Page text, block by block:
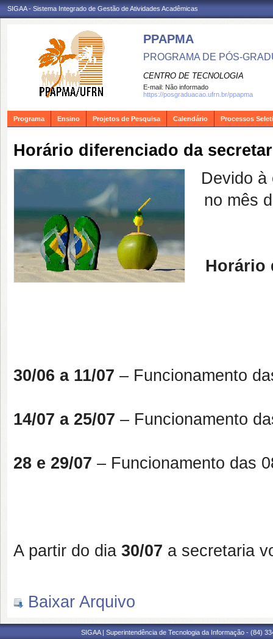
SIGAA - Sistema Integrado de Gestão de Atividades Acadêmicas
PPAPMA
PROGRAMA DE PÓS-
CENTRO DE TECNOLOGIA
E-mail: Não informado
https://posgraduacao.ufrn.br/ppapma
Programa Ensino Projetos de Pesquisa Calendário Processos
Horário diferenciado da
Devido à
no mês
Horário
30/06 a 11/07 – Funcionamento
14/07 a 25/07 – Funcionamento
28 e 29/07 – Funcionamento das
A partir do dia 30/07 a secretaria
Baixar Arquivo
SIGAA | Superintendência de Tecnologia da Informação - (84)